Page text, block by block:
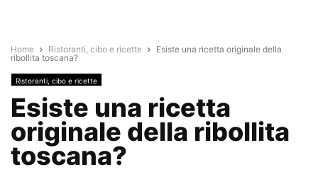
Home Ristoranti, cibo e ricette
Esiste una ricetta originale della
ribollita toscana?
Ristoranti, cibo e ricette
Esiste una ricetta
originale della ribollita
toscana?